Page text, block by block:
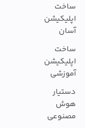
ساخت
اپلیکیشن
آسان
ساخت
اپلیکیشن
آموزشی
دستیار
هوش
مصنوعی